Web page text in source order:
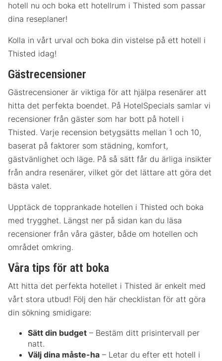
hotell nu och boka ett hotellrum i Thisted som passar
dina reseplaner!
Kolla in vårt urval och boka din vistelse på ett hotell i
Thisted idag!
Gästrecensioner
Gästrecensioner är viktiga för att hjälpa resenärer att
hitta det perfekta boendet. På HotelSpecials samlar vi
recensioner från gäster som har bott på hotell i
Thisted. Varje recension betygsätts mellan 1 och 10,
baserat på faktorer som städning, komfort,
gästvänlighet och läge. På så sätt får du ärliga insikter
från andra resenärer, vilket gör det lättare att göra det
bästa valet.
Upptäck de topprankade hotellen i Thisted och boka
med trygghet. Längst ner på sidan kan du läsa
recensioner från våra gäster, både om hotellen och
området omkring.
Våra tips för att boka
Att hitta det perfekta hotellet i Thisted är enkelt med
vårt stora utbud! Följ den här checklistan för att göra
din sökning smidigare:
Sätt din budget – Bestäm ditt prisintervall per
natt.
Välj dina måste-ha – Letar du efter ett hotell i